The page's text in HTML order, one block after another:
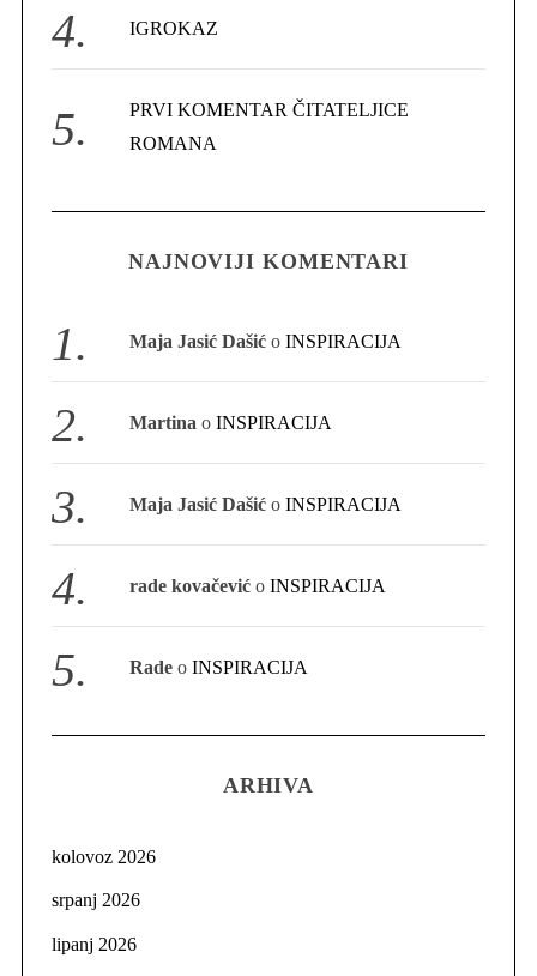
IGROKAZ
PRVI KOMENTAR ČITATELJICE
ROMANA
NAJNOVIJI KOMENTARI
Maja Jasić Dašić oINSPIRACIJA
Martina oINSPIRACIJA
Maja Jasić Dašić oINSPIRACIJA
rade kovačević oINSPIRACIJA
Rade oINSPIRACIJA
ARHIVA
kolovoz 2026
srpanj 2026
lipanj 2026
S
r